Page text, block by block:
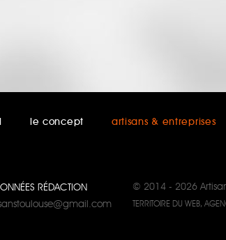
le concept artisans & entreprises
RÉDACTION
© 2014 - 2026
TERRITOIRE DU WEB,